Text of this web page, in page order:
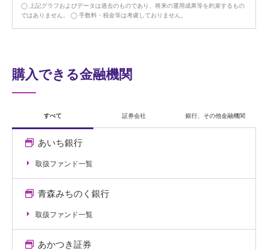
上記グラフおよびデータは過去のものであり、将来の運用成果等を約束するもの
ではありません。
手数料・税金等は考慮しておりません。
購入できる金融機関
すべて 証券会社 銀行、その他金融機関
あいち銀行
取扱ファンド一覧
青森みちのく銀行
取扱ファンド一覧
あかつき証券